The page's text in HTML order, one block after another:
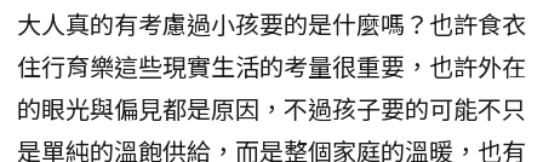
大人真的有考慮過小孩要的是什麼嗎？也許食衣
住行育樂這些現實生活的考量很重要，也許外在
的眼光與偏見都是原因，不過孩子要的可能不只
是單純的溫飽供給，而是整個家庭的溫暖，也有